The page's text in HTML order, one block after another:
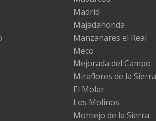
Madrid
Majadahonda
Manzanares el Real
Meco
Mejorada del Campo
Miraflores de la Sierra
El Molar
Los Molinos
Montejo de la Sierra